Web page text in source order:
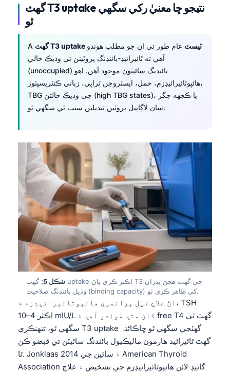
گهٽ T3 uptake نتيجو ڇا معنيٰ رکي سگهي
ٿو
A گهٽ T3 uptake ٽيسٽ عام طور تي ان جو مطلب هوندو
آهي ته ٿائيرائيڊ-بائنڊنگ پروٽينن تي وڌيڪ خالي
(unoccupied) بائنڊنگ سائيٽون موجود آهن. اهو
هائپوٿائيرائيڊزم، حمل، ايسٽروجن ٿراپي، زباني ڪنٽريسپٽوز،
TBG جي وڌيڪ حالتن (high TBG states)، يا ڪجهه جگر
سان لاڳاپيل پروٽين تبديلين سبب ٿي سگهي ٿو.
شڪل 5:
گهٽ uptake اڪثر ڪري پاڻ T3 جي گهٽ هجڻ بدران
وڌيل بائنڊنگ صلاحيت (binding capacity) کي ظاهر ڪري ٿو.
اڻ علاج ٿيل پرائمري هائپوٿائيرائيڊزم ۾، TSH
اڪثر 4–10 mIU/L کان مٿي هوندو آهي ۽ free T4 گهٽ ٿي
سگهي ٿو، تنهنڪري T3 uptake گهٽجي سگهي ٿو ڇاڪاڻ⁠تہ
گهٽ ٿائيرائيڊ هارمون ماليڪيول بائنڊنگ سائيٽن تي قبضو ڪن
ٿا. Jonklaas ۽ ساٿين جي 2014 American Thyroid
Association گائيڊ لائن هائپوٿائيرائيڊزم جي تشخيص ۽ علاج